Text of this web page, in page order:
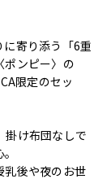
寄り添う「6重
ポンピー〉の
限定のセッ
掛け布団なしで
乳後や夜のお世